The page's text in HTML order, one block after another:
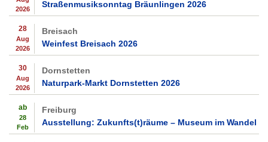
2026
Straßenmusiksonntag Bräunlingen 2026
28
Aug
2026
Breisach
Weinfest Breisach 2026
30
Aug
2026
Dornstetten
Naturpark-Markt Dornstetten 2026
ab
28
Feb
Freiburg
Ausstellung: Zukunfts(t)räume – Museum im Wandel